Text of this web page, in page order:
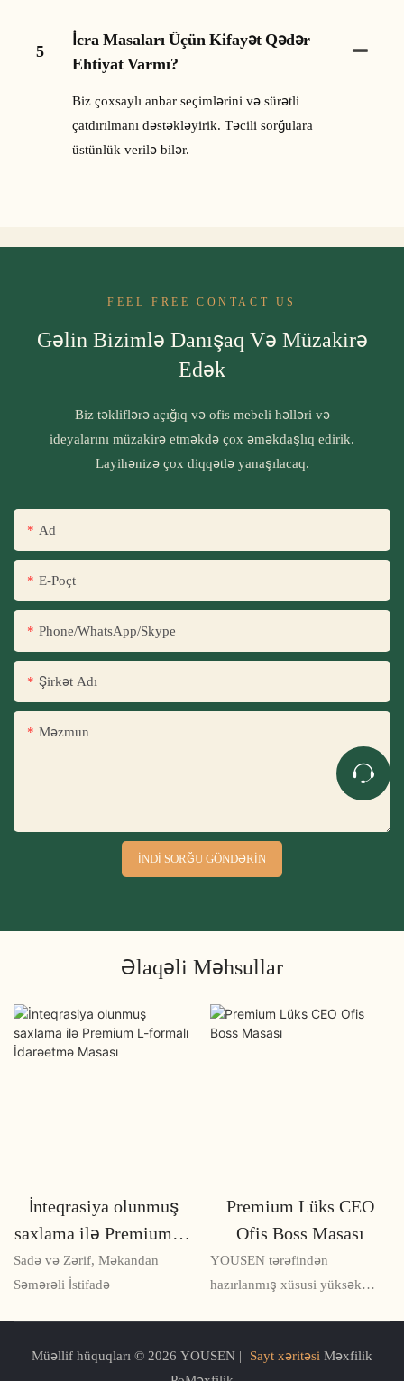
5
İcra Masaları Üçün Kifayət Qədər
Ehtiyat Varmı?
Biz çoxsaylı anbar seçimlərini və sürətli
çatdırılmanı dəstəkləyirik. Təcili sorğulara
üstünlük verilə bilər.
FEEL FREE CONTACT US
Gəlin Bizimlə Danışaq Və Müzakirə
Edək
Biz təkliflərə açığıq və ofis mebeli həlləri və
ideyalarını müzakirə etməkdə çox əməkdaşlıq edirik.
Layihənizə çox diqqətlə yanaşılacaq.
Ad
E-Poçt
Phone/WhatsApp/Skype
Şirkət Adı
Məzmun
İNDI SORĞU GÖNDƏRIN
Əlaqəli Məhsullar
İnteqrasiya olunmuş
saxlama ilə Premium L-
formalı İdarəetmə
Masası
Sadə və Zərif, Məkandan
Səmərəli İstifadə
Premium Lüks CEO
Ofis Boss Masası
YOUSEN tərəfindən
hazırlanmış xüsusi yüksək
Müəllif hüquqları © 2026 YOUSEN | Sayt xəritəsi Məxfilik